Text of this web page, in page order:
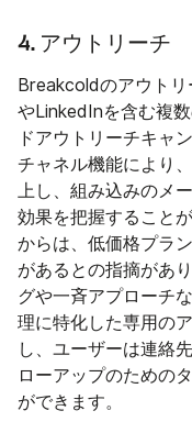
4. アウトリーチ
Breakcoldのアウト
やLinkedInを含む複
ドアウトリーチキャ
チャネル機能により
上し、組み込みのメ
効果を把握すること
からは、低価格プラ
があるとの指摘があ
グや一斉アプローチ
理に特化した専用の
し、ユーザーは連絡
ローアップのための
ができます。